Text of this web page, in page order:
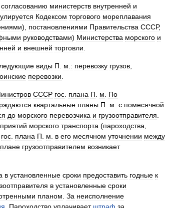
согласованию министерств внутренней и
Кодексом торгового мореплавания
), постановлениями Правительства СССР,
руководствами) Министерства морского и
и внешней торговли
виды П м : перевозку грузов
перевозки
СССР гос плана П м
По
квартальные планы П м с помесячной
до морского перевозчика и грузоотправителя
морского транспорта (пароходства
гос плана П м в его месячном уточнении между
плане грузоотправителем возникает
в установленные сроки предоставить годные к
в установленные сроки
планом За неисполнение